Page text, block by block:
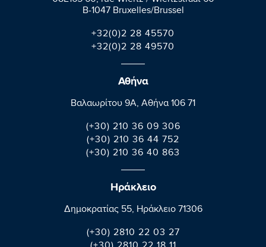
B-1047 Bruxelles/Brussel
+32(0)2 28 45570
+32(0)2 28 49570
Αθήνα
Βαλαωρίτου 9A, Aθήνα 106 71
(+30) 210 36 09 306
(+30) 210 36 44 752
(+30) 210 36 40 863
Ηράκλειο
Δημοκρατίας 55, Ηράκλειο 71306
(+30) 2810 22 03 27